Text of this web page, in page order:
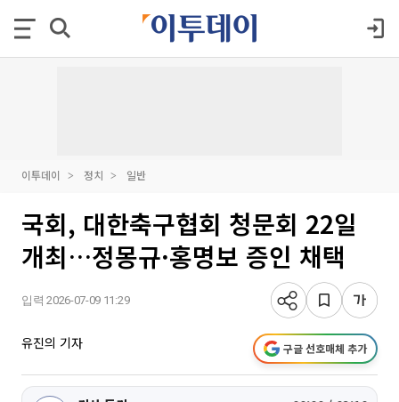
이투데이 정치 일반
국회, 대한축구협회 청문회 22일
개최…정몽규·홍명보 증인 채택
입력 2026-07-09 11:29
유진의 기자 구글 선호매체 추가